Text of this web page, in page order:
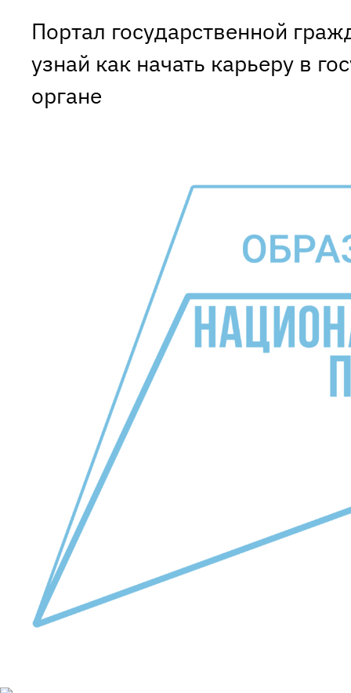
Портал государственной
узнай как начать карьеру в
органе